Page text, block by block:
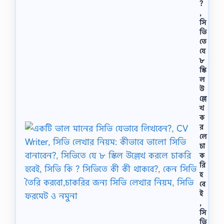
?
,
সি
ভি
তে
যে
৮
স্কি
ল
উ
ল্লে
খ
ক
র
লে
চা
ক
রি
হ
বে
ই
,
সি
ভি